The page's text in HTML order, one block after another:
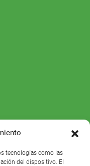
tecnologías como las
del dispositivo. El